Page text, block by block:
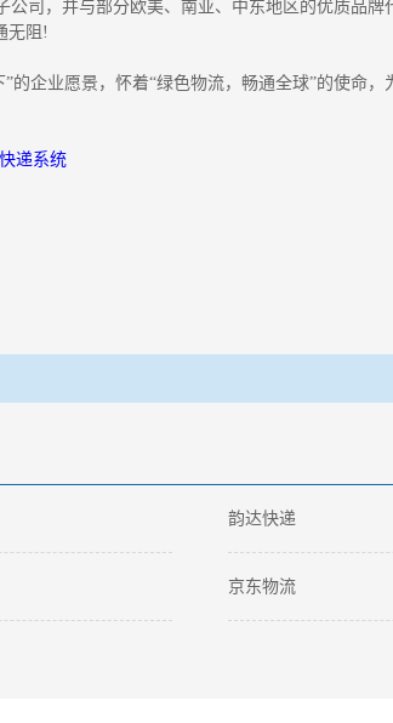
司，并与部分欧美、南亚、中东地区的优质品
无阻!
业愿景，怀着“绿色物流，畅通全球”的使命，
递系统
韵达快递
京东物流